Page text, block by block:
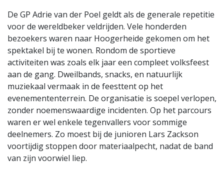
De GP Adrie van der Poel geldt als de generale repetitie
voor de wereldbeker veldrijden. Vele honderden
bezoekers waren naar Hoogerheide gekomen om het
spektakel bij te wonen. Rondom de sportieve
activiteiten was zoals elk jaar een compleet volksfeest
aan de gang. Dweilbands, snacks, en natuurlijk
muziekaal vermaak in de feesttent op het
evenemententerrein. De organisatie is soepel verlopen,
zonder noemenswaardige incidenten. Op het parcours
waren er wel enkele tegenvallers voor sommige
deelnemers. Zo moest bij de junioren Lars Zackson
voortijdig stoppen door materiaalpecht, nadat de band
van zijn voorwiel liep.